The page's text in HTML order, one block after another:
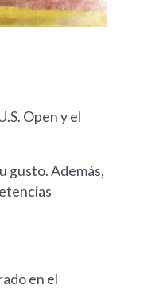
Open y el
gusto. Además,
en el